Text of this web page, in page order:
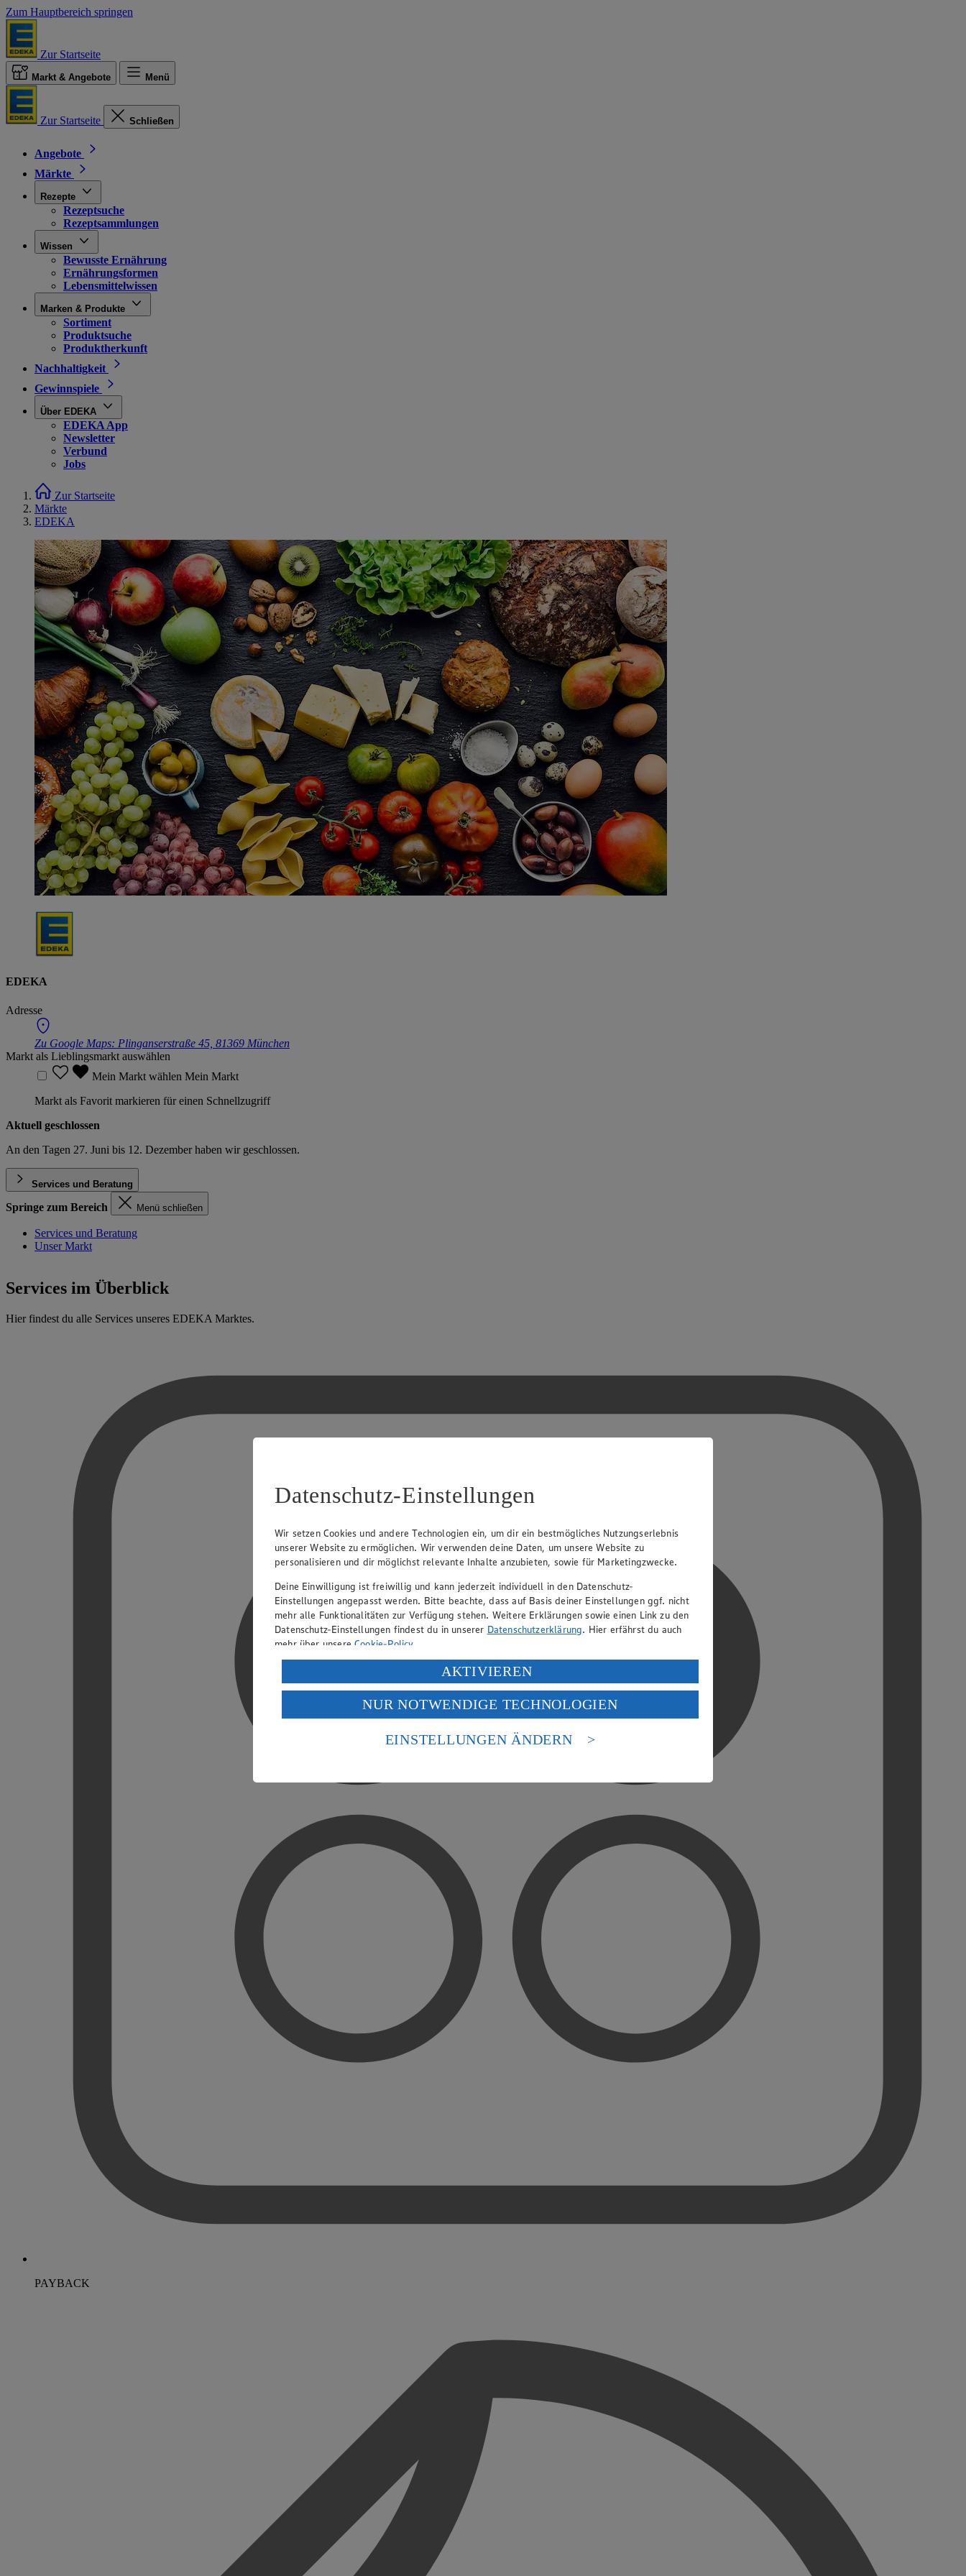
Zum Hauptbereich springen
Zur Startseite
Markt & Angebote Menü
Zur Startseite Schließen
Angebote
Märkte
Rezepte
Rezeptsuche
Rezeptsammlungen
Wissen
Bewusste Ernährung
Ernährungsformen
Lebensmittelwissen
Marken & Produkte
Sortiment
Produktsuche
Produktherkunft
Nachhaltigkeit
Gewinnspiele
Über EDEKA
EDEKA App
Newsletter
Verbund
Jobs
Zur Startseite
Märkte
EDEKA
EDEKA
Adresse
Zu Google Maps: Plinganserstraße 45, 81369 München
Markt als Lieblingsmarkt auswählen
Mein Markt wählen Mein Markt
Markt als Favorit markieren für einen Schnellzugriff
Aktuell geschlossen
An den Tagen 27. Juni bis 12. Dezember haben wir geschlossen.
Services und Beratung
Springe zum Bereich Menü schließen
Services und Beratung
Unser Markt
Services im Überblick
Hier findest du alle Services unseres EDEKA Marktes.
PAYBACK
Datenschutz-Einstellungen
Wir setzen Cookies und andere Technologien ein, um dir ein bestmögliches Nutzungserlebnis
unserer Website zu ermöglichen. Wir verwenden deine Daten, um unsere Website zu
personalisieren und dir möglichst relevante Inhalte anzubieten, sowie für Marketingzwecke.
Deine Einwilligung ist freiwillig und kann jederzeit individuell in den Datenschutz-
Einstellungen angepasst werden. Bitte beachte, dass auf Basis deiner Einstellungen ggf. nicht
mehr alle Funktionalitäten zur Verfügung stehen. Weitere Erklärungen sowie einen Link zu den
Datenschutz-Einstellungen findest du in unserer Datenschutzerklärung. Hier erfährst du auch
mehr über unsereCookie-Policy.
Verarbeitung deiner personenbezogenen Daten in den USA durch Facebook und YouTube:
Wenn du auf „Aktivieren“ klickst, willigst du im Sinne des Art. 49 Abs. 1 Satz 1 lit. a) DSGVO
ein, dass deine Daten in den USA verarbeitet werden. Der EuGH sieht die USA als Land mit
einem nach europäischen Standards nicht angemessenen Datenschutzniveau an. Es besteht das
Risiko eines Zugriffs durch US-amerikanische Behörden.
AKTIVIEREN
NUR NOTWENDIGE TECHNOLOGIEN
EINSTELLUNGEN ÄNDERN